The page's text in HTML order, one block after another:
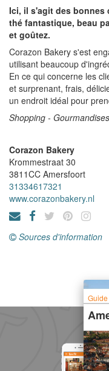
Ici, il s'agit des bonnes
thé fantastique, beau
et goûtez.
Corazon Bakery s'est
utilisant beaucoup
En ce qui concerne les
et surprenant, frais,
un endroit idéal pour
Shopping -
Corazon Bakery
Krommestraat 30
3811CC Amersfoort
31334617321
www.corazonbakery.nl
Sources d'information